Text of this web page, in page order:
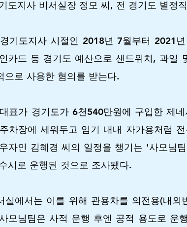
도지사 비서실장 정모 씨, 전 경기도 별정
기도지사 시절인 2018년 7월부터 2021
카드 등 경기도 예산으로 샌드위치, 과일
으로 사용한 혐의를 받는다.
표가 경기도가 6천540만원에 구입한 제
차장에 세워두고 임기 내내 자가용처럼
자인 김혜경 씨의 일정을 챙기는 '사모님
시로 운행된 것으로 조사됐다.
실에서는 이를 위해 관용차를 의전용(내
모님팀은 사적 운행 후엔 공적 용도로 운